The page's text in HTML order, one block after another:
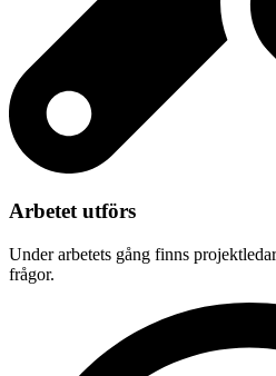
Arbetet utförs
Under arbetets gång finns
frågor.